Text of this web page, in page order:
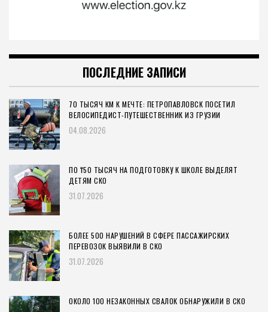
ПОСЛЕДНИЕ ЗАПИСИ
70 ТЫСЯЧ КМ К МЕЧТЕ: ПЕТРОПАВЛОВСК ПОСЕТИЛ
ВЕЛОСИПЕДИСТ-ПУТЕШЕСТВЕННИК ИЗ ГРУЗИИ
04.08.2026
ПО ₸50 ТЫСЯЧ НА ПОДГОТОВКУ К ШКОЛЕ ВЫДЕЛЯТ
ДЕТЯМ СКО
31.07.2026
БОЛЕЕ 500 НАРУШЕНИЙ В СФЕРЕ ПАССАЖИРСКИХ
ПЕРЕВОЗОК ВЫЯВИЛИ В СКО
31.07.2026
ОКОЛО 100 НЕЗАКОННЫХ СВАЛОК ОБНАРУЖИЛИ В СКО